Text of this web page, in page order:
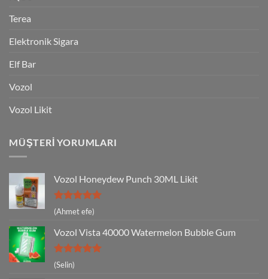
Terea
Elektronik Sigara
Elf Bar
Vozol
Vozol Likit
MÜŞTERI YORUMLARI
Vozol Honeydew Punch 30ML Likit
5 üzerinden
5
(Ahmet efe)
Vozol Vista 40000 Watermelon Bubble Gum
5 üzerinden
5
oy aldı
(Selin)